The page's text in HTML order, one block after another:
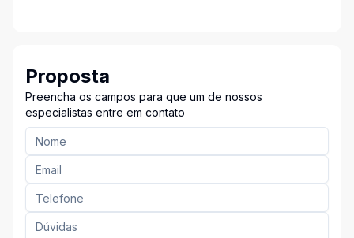
Proposta
Preencha os campos para que um de nossos
especialistas entre em contato